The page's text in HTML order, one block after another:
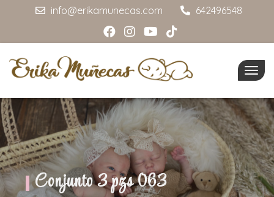
info@erikamunecas.com 642496548
Conjunto 3 pzs 063